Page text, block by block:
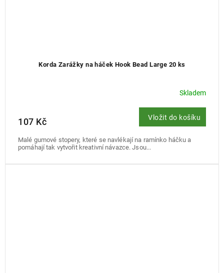
Korda Zarážky na háček Hook Bead Large 20 ks
Skladem
107 Kč Vložit do košíku
Malé gumové stopery, které se navlékají na ramínko háčku a
pomáhají tak vytvořit kreativní návazce. Jsou...